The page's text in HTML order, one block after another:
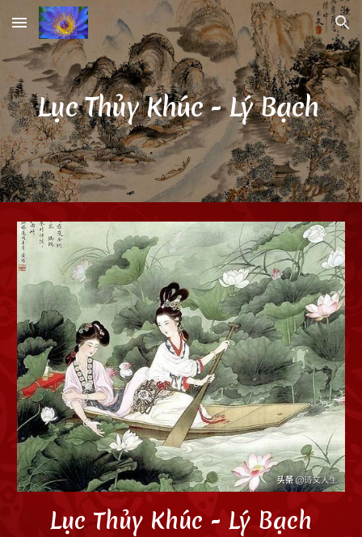
Skip to main content Skip to navigation
Lục Thủy Khúc- Lý Bạch
Lục Thủy Khúc - Lý Bạch